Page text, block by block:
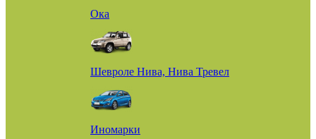
Ока
Шевроле Нива, Нива Тревел
Иномарки